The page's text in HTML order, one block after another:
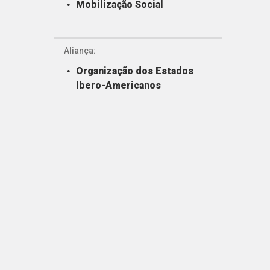
Mobilização Social
Aliança:
Organização dos Estados
Ibero-Americanos